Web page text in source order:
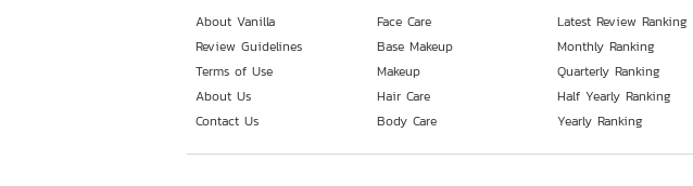
About Vanilla
Review Guidelines
Terms of Use
About Us
Contact Us
Face Care
Base Makeup
Makeup
Hair Care
Body Care
Latest Review Ranking
Monthly Ranking
Quarterly Ranking
Half Yearly Ranking
Yearly Ranking